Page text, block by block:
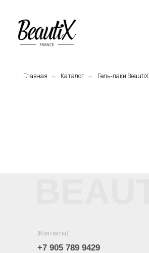
Главная → Каталог → Гель-лаки BeautiX
[Контакты]
+7 905 789 9429